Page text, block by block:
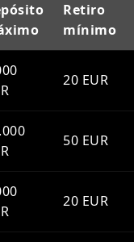
Retiro
mínimo
20 EUR
50 EUR
20 EUR